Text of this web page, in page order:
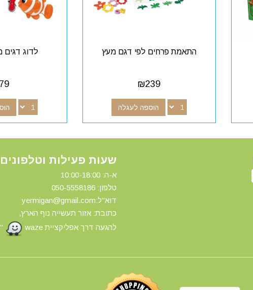
התאמת פרחים לפי דגם מעץ
₪239
הוספה לעגלה
לדוג דגים
79
שעות פעילות וטלפונים
א-ה: 10:00-18:00
טלפון: 0 50-5558186
דוא"ל:yermigan@gmail.com
כתובת: אזור תעשייה נוף הארץ,
להגעה דרך אפליקציית waze